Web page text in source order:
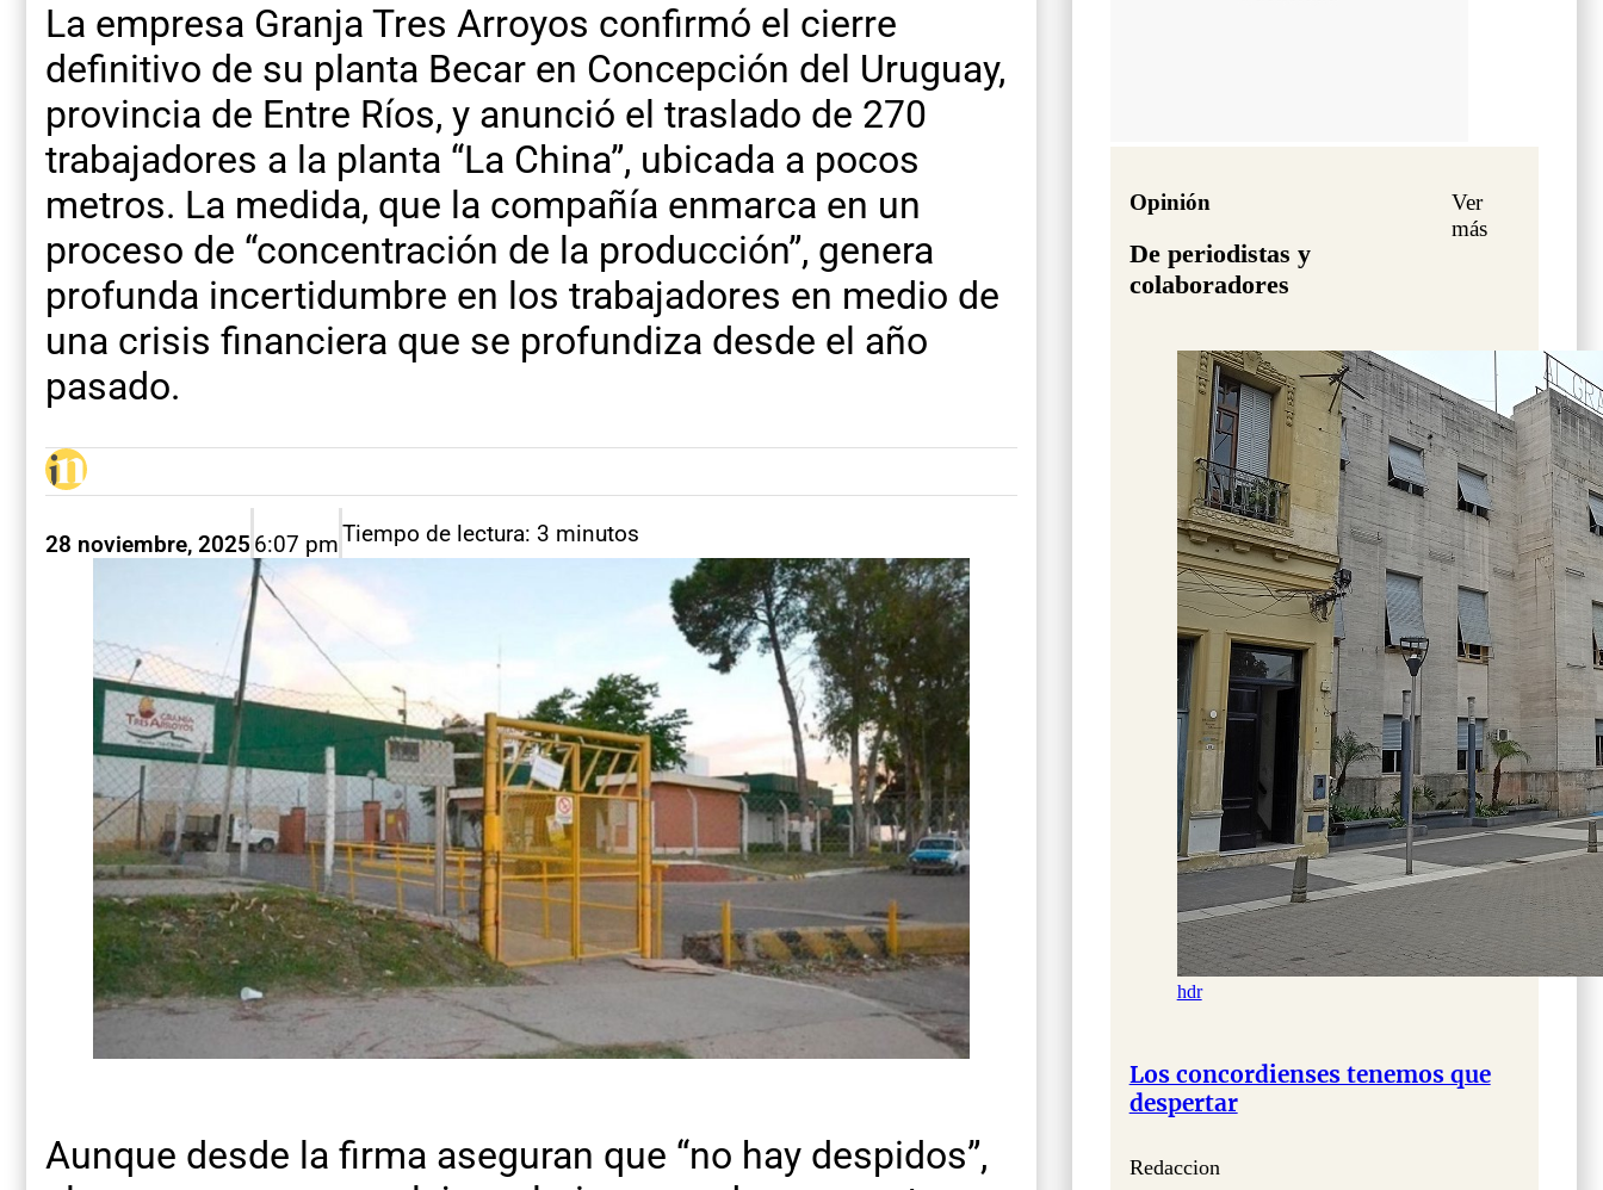
La empresa Granja Tres Arroyos confirmó el cierre
definitivo de su planta Becar en Concepción del Uruguay,
provincia de Entre Ríos, y anunció el traslado de 270
trabajadores a la planta “La China”, ubicada a pocos
metros. La medida, que la compañía enmarca en un
proceso de “concentración de la producción”, genera
profunda incertidumbre en los trabajadores en medio de
una crisis financiera que se profundiza desde el año
pasado.
28 noviembre, 2025 6:07 pmTiempo de lectura: 3 minutos
Aunque desde la firma aseguran que “no hay despidos”,
Opinión
De periodistas y
colaboradores
Ver
más
hdr
Los concordienses tenemos que
despertar
Redaccion